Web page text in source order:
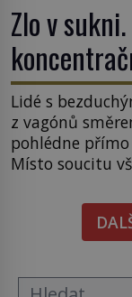
Zlo v
Lidé s
z vagónů
pohlédne
Místo soucitu
Rudolf Höss
1979) či
o koho se